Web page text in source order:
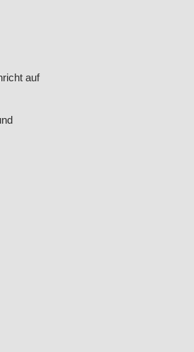
auf